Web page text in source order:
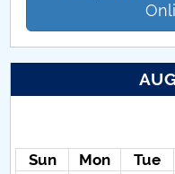
Sun Mon Tue